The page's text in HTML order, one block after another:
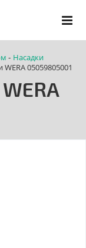
- Насадки
05059805001